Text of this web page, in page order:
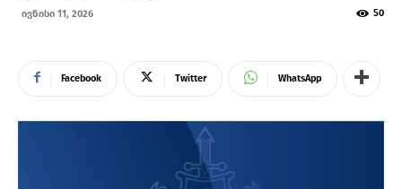
ივნისი 11, 2026 50
Facebook Twitter WhatsApp